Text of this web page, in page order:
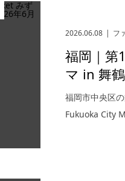
2026.06.08 フ
福岡｜第
マ in 舞
福岡市中央区
Fukuoka City